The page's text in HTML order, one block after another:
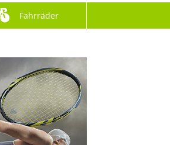
Fahrräder